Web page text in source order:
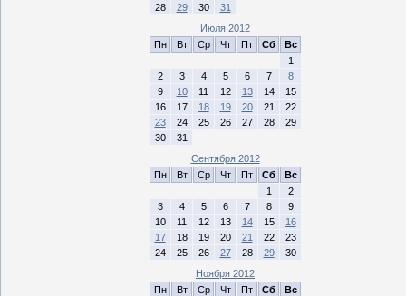
28
29 30
31
Июля 2012
Пн
Вт Ср Чт Пт Сб
Вс
1
2
3 4 5 6 7
8
9
10 11 12 13 14
15
16
17 18 19 20 21
22
23
24 25 26 27 28
29
30
31
Сентября 2012
Пн
Вт Ср Чт Пт Сб
Вс
1
2
3
4 5 6 7 8
9
10
11 12 13 14 15
16
17
18 19 20 21 22
23
24
25 26 27 28 29
30
Ноября 2012
Пн
Вт Ср Чт Пт Сб
Вс